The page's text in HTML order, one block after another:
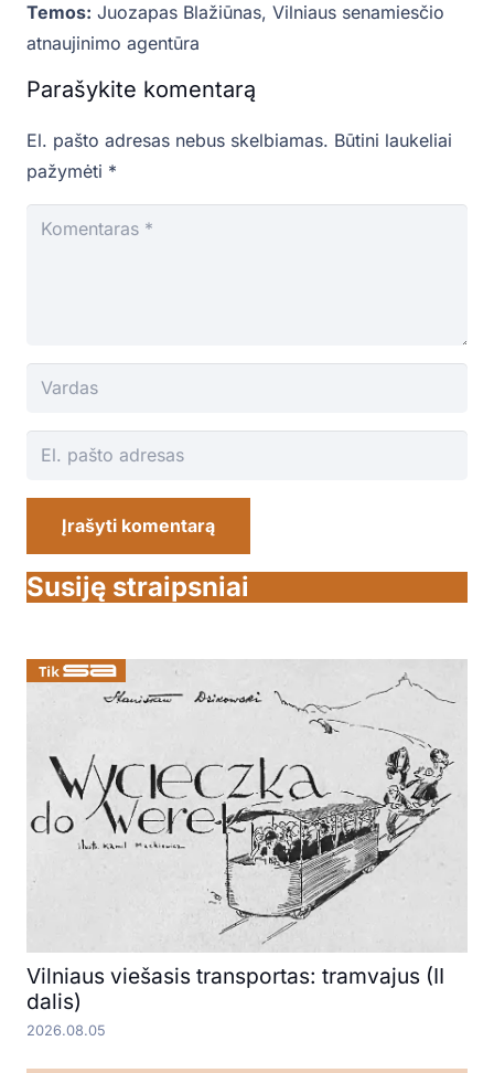
Temos: Juozapas Blažiūnas, Vilniaus senamiesčio
atnaujinimo agentūra
Parašykite komentarą
El. pašto adresas nebus skelbiamas. Būtini laukeliai
pažymėti *
Įrašyti komentarą
Susiję straipsniai
Vilniaus viešasis transportas: tramvajus (II
dalis)
2026.08.05